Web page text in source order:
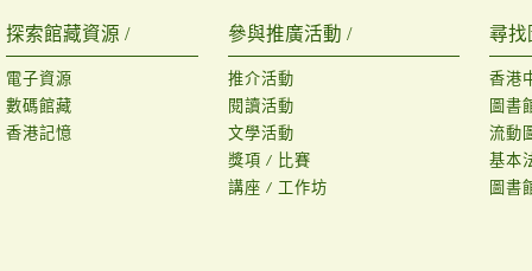
探索館藏資源 /
電子資源
數碼館藏
香港記憶
參與推廣活動 /
推介活動
閱讀活動
文學活動
獎項 / 比賽
講座 / 工作坊
尋找
香港
圖書
流動
基本
圖書